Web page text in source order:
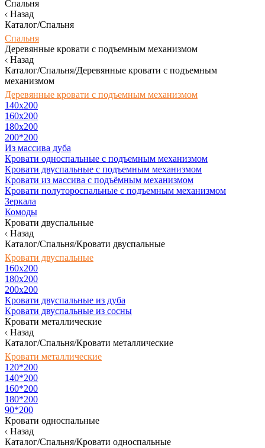
Спальня
Назад
Каталог/Спальня
Спальня
Деревянные кровати с подъемным механизмом
Назад
Каталог/Спальня/Деревянные кровати с подъемным
механизмом
Деревянные кровати с подъемным механизмом
140x200
160х200
180х200
200*200
Из массива дуба
Кровати односпальные с подъемным механизмом
Кровати двуспальные с подъемным механизмом
Кровати из массива с подъёмным механизмом
Кровати полутороспальные с подъемным механизмом
Зеркала
Комоды
Кровати двуспальные
Назад
Каталог/Спальня/Кровати двуспальные
Кровати двуспальные
160х200
180x200
200x200
Кровати двуспальные из дуба
Кровати двуспальные из сосны
Кровати металлические
Назад
Каталог/Спальня/Кровати металлические
Кровати металлические
120*200
140*200
160*200
180*200
90*200
Кровати односпальные
Назад
Каталог/Спальня/Кровати односпальные